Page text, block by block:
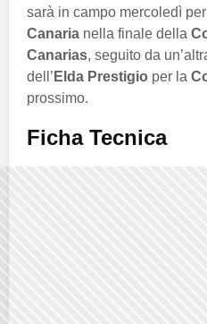
sarà in campo mercoledì per
Canaria nella finale della
Canarias, seguito da
dell’ Elda Prestigio per la
prossimo.
Ficha Tecnica